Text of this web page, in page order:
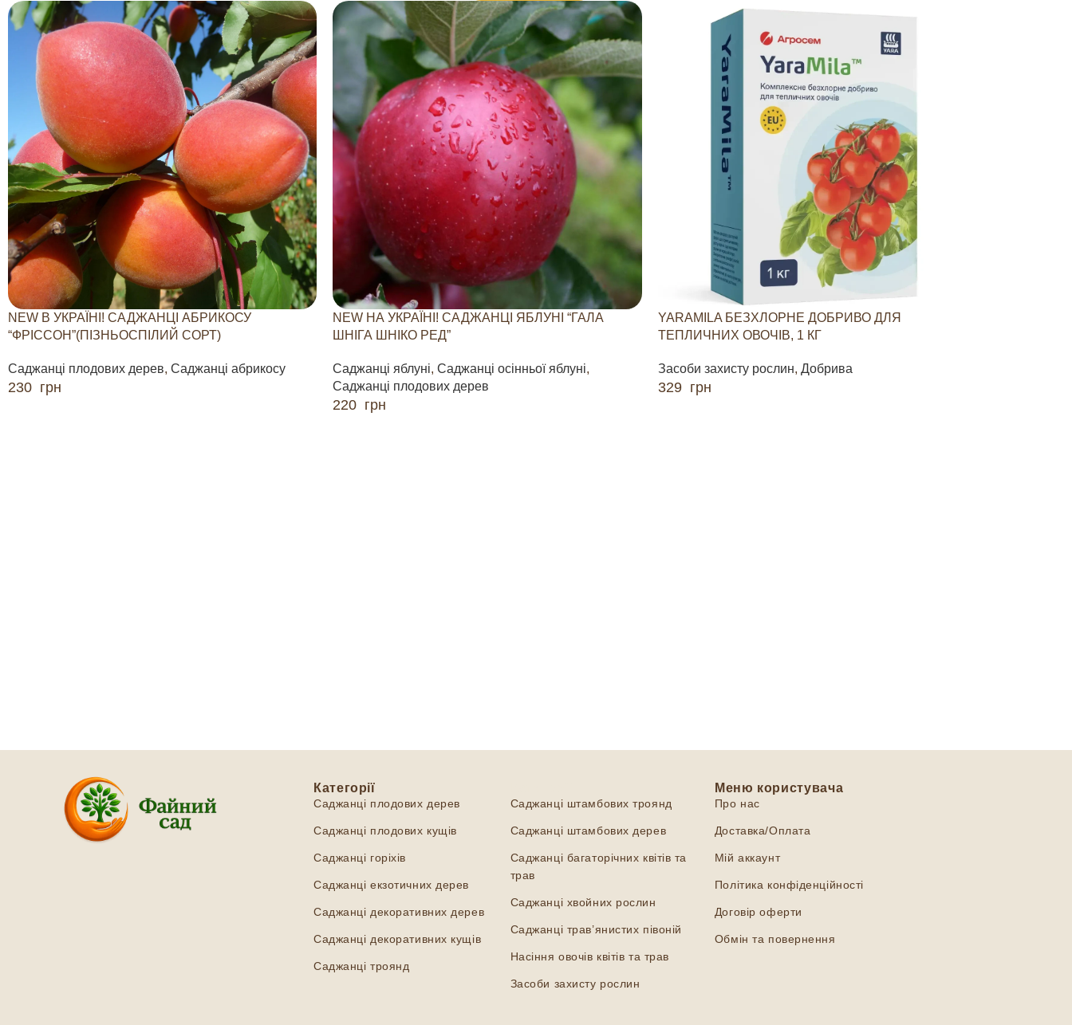
NEW В УКРАЇНІ! САДЖАНЦІ АБРИКОСУ
“ФРІССОН”(ПІЗНЬОСПІЛИЙ СОРТ)
Саджанці плодових дерев, Саджанці абрикосу
230 грн
NEW НА УКРАЇНІ! САДЖАНЦІ ЯБЛУНІ “ГАЛА
ШНІГА ШНІКО РЕД”
Саджанці яблуні, Саджанці осінньої яблуні,
Саджанці плодових дерев
220 грн
YARAMILA БЕЗХЛОРНЕ ДОБРИВО ДЛЯ
ТЕПЛИЧНИХ ОВОЧІВ, 1 КГ
Засоби захисту рослин, Добрива
329 грн
Категорії
Саджанці плодових дерев
Саджанці плодових кущів
Саджанці горіхів
Саджанці екзотичних дерев
Саджанці декоративних дерев
Саджанці декоративних кущів
Саджанці троянд
Саджанці штамбових троянд
Саджанці штамбових дерев
Саджанці багаторічних квітів та
трав
Саджанці хвойних рослин
Саджанці трав’янистих півоній
Насіння овочів квітів та трав
Засоби захисту рослин
Меню користувача
Про нас
Доставка/Оплата
Мій аккаунт
Політика конфіденційності
Договір оферти
Обмін та повернення